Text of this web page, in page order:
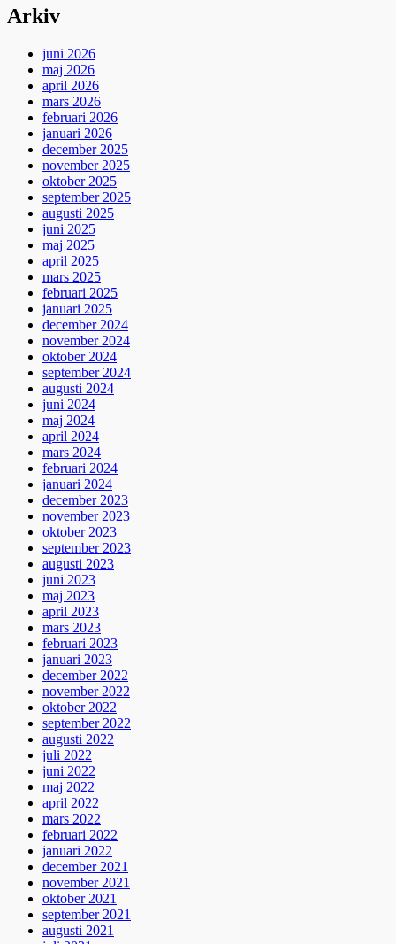
Arkiv
juni 2026
maj 2026
april 2026
mars 2026
februari 2026
januari 2026
december 2025
november 2025
oktober 2025
september 2025
augusti 2025
juni 2025
maj 2025
april 2025
mars 2025
februari 2025
januari 2025
december 2024
november 2024
oktober 2024
september 2024
augusti 2024
juni 2024
maj 2024
april 2024
mars 2024
februari 2024
januari 2024
december 2023
november 2023
oktober 2023
september 2023
augusti 2023
juni 2023
maj 2023
april 2023
mars 2023
februari 2023
januari 2023
december 2022
november 2022
oktober 2022
september 2022
augusti 2022
juli 2022
juni 2022
maj 2022
april 2022
mars 2022
februari 2022
januari 2022
december 2021
november 2021
oktober 2021
september 2021
augusti 2021